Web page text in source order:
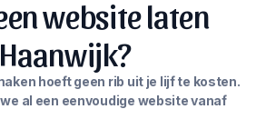
website laten
hoeft geen rib uit je lijf te kosten.
al een eenvoudige website vanaf